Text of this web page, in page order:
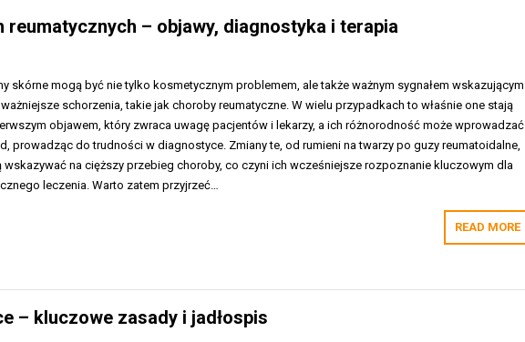
– objawy, diagnostyka i terapia
skórne mogą być nie tylko kosmetycznym problemem, ale także ważnym sygnałem wskazującym
schorzenia, takie jak choroby reumatyczne. W wielu przypadkach to właśnie one stają
objawem, który zwraca uwagę pacjentów i lekarzy, a ich różnorodność może wprowadzać
prowadząc do trudności w diagnostyce. Zmiany te, od rumieni na twarzy po guzy reumatoidalne,
wskazywać na cięższy przebieg choroby, co czyni ich wcześniejsze rozpoznanie kluczowym dla
leczenia. Warto zatem przyjrzeć…
READ MORE
– kluczowe zasady i jadłospis